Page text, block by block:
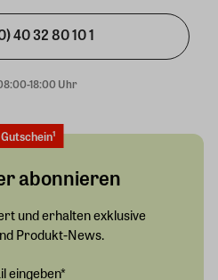
40 32 80 10 1
18:00 Uhr
abonnieren
und erhalten exklusive
Produkt-News.